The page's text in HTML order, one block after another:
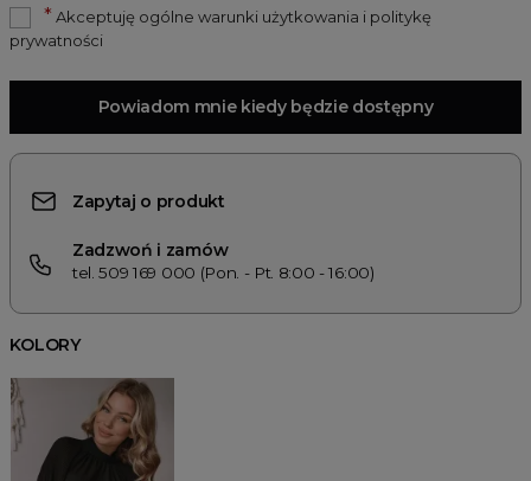
* Akceptuję ogólne warunki użytkowania i politykę
prywatności
Powiadom mnie kiedy będzie dostępny
Zapytaj o produkt
Zadzwoń i zamów
tel. 509 169 000 (Pon. - Pt. 8:00 - 16:00)
KOLORY